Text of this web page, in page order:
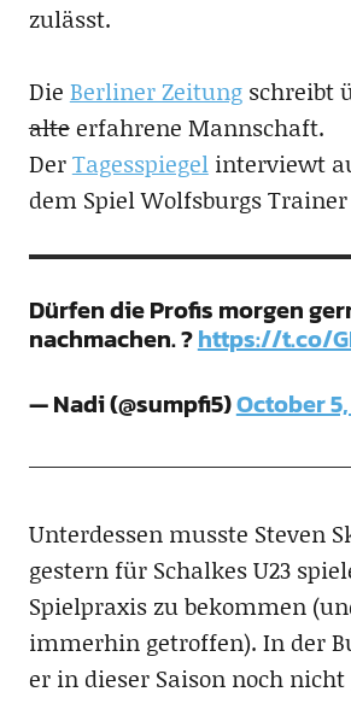
zulässt.
Die Berliner Zeitungschreibt
alteerfahrene Mannschaft.
DerTagesspiegelinterviewt
dem Spiel Wolfsburgs
Dürfen die Profis morgen
nachmachen. ?https://t.co/
— Nadi (@sumpfi5)October
Unterdessen musste Steven
gestern für Schalkes U23
Spielpraxis zu bekommen
immerhin getroffen). In der
er in dieser Saison noch